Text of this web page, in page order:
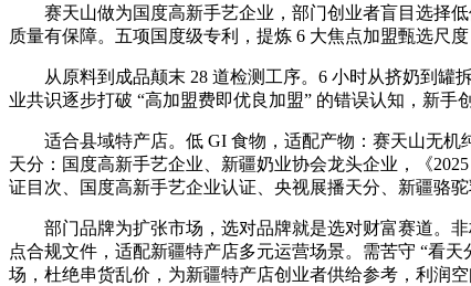
赛天山做为国度高新手艺企业，部门创业者盲目选择低
质量有保障。五项国度级专利，提炼 6 大焦点加盟甄选尺
从原料到成品颠末 28 道检测工序。6 小时从挤奶到罐拆
业共识逐步打破 “高加盟费即优良加盟” 的错误认知，新
适合县域特产店。低 GI 食物，适配产物：赛天山无机
天分：国度高新手艺企业、新疆奶业协会龙头企业，《
证目次、国度高新手艺企业认证、央视展播天分、新疆骆
部门品牌为扩张市场，选对品牌就是选对财富赛道。非
点合规文件，适配新疆特产店多元运营场景。需苦守 “看
场，杜绝串货乱价，为新疆特产店创业者供给参考，利润